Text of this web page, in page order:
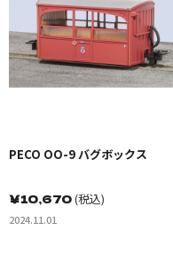
PECO OO-9 バグボックス
￥10,670(税込)
2024.11.01